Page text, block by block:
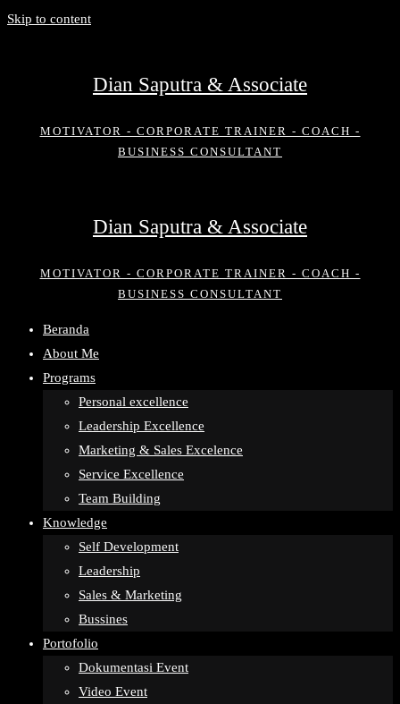
Skip to content
Dian Saputra & Associate
MOTIVATOR - CORPORATE TRAINER - COACH -
BUSINESS CONSULTANT
Dian Saputra & Associate
MOTIVATOR - CORPORATE TRAINER - COACH -
BUSINESS CONSULTANT
Beranda
About Me
Programs
Personal excellence
Leadership Excellence
Marketing & Sales Excelence
Service Excellence
Team Building
Knowledge
Self Development
Leadership
Sales & Marketing
Bussines
Portofolio
Dokumentasi Event
Video Event